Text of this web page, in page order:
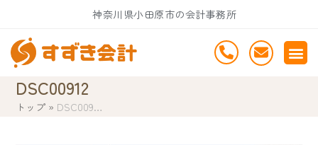
content
神奈川県小田原市の会計事務所
DSC00912
トップ » DSC009…